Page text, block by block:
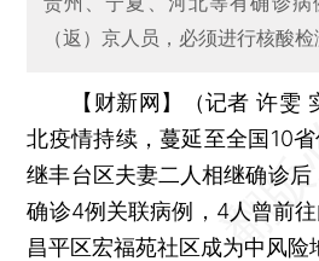
（返）京人员，必须进行核酸
【财新网】（记者 许雯
北疫情持续，蔓延至全国10省
继丰台区夫妻二人相继确诊
确诊4例关联病例，4人曾前
昌平区宏福苑社区成为中风险